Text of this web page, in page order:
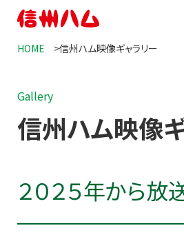
商品情報
商品情報
グリーンマーク
定番商品
レシピ
HOME 信州ハム映像ギャラリー
Gallery
信州ハム映像
２０２５年から放